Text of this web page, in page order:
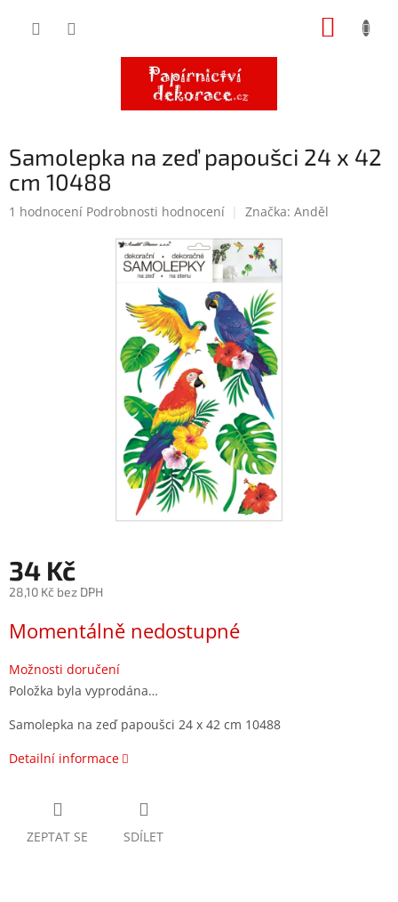
Samolepka na zeď papoušci 24 x 42
cm 10488
Průměrné
1 hodnocení Podrobnosti hodnocení Značka: Anděl
34 Kč
28,10 Kč bez DPH
cena:
Momentálně nedostupné
Možnosti doručení
Položka byla vyprodána…
Samolepka na zeď papoušci 24 x 42 cm 10488
Detailní informace
ZEPTAT SE SDÍLET